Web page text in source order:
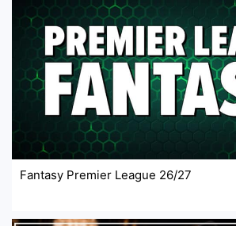
Fantasy Premier League 26/27